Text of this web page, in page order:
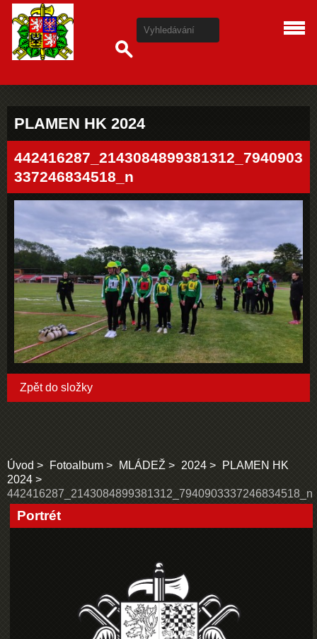
PLAMEN HK 2024
442416287_2143084899381312_7940903
337246834518_n
Zpět do složky
Úvod Fotoalbum MLÁDEŽ 2024
PLAMEN HK
2024
442416287_2143084899381312_7940903337246834518_n
Portrét